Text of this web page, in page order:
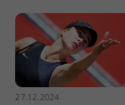
27.12.2024